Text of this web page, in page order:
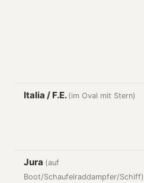
Italia / F.E. (im Oval mit Stern)
Jura (auf
Boot/Schaufelraddampfer/Schiff)